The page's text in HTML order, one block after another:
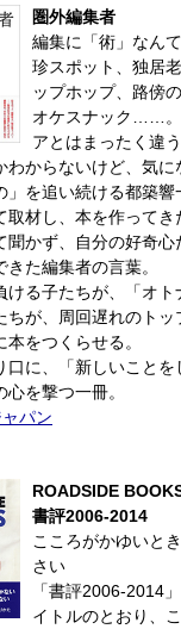
圏外編集者
編集に「術」なんて
珍スポット、独居
ップホップ、路傍
オケスナック……。
アとはまったく違
わからないけど、気に
」を追い続ける都築響
取材し、本を作ってき
聞かず、自分の好奇心
きた編集者の言葉。
ける子たちが、「オト
ちが、周回遅れのトッ
本をつくらせる。
口に、「新しいことを
を撃つ一冊。
パン
ROADSIDE
書評2006-2014
こころがかゆいと
さい
「書評2006-2014
イトルのとおり、